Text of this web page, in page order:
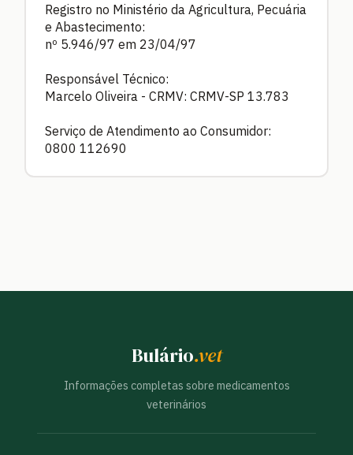
Registro no Ministério da Agricultura, Pecuária
e Abastecimento:
nº 5.946/97 em 23/04/97
Responsável Técnico:
Marcelo Oliveira - CRMV: CRMV-SP 13.783
Serviço de Atendimento ao Consumidor:
0800 112690
Bulário.vet
Informações completas sobre medicamentos
veterinários